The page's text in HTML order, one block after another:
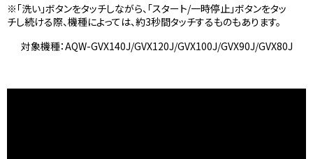
※「洗い」ボタンをタッチしながら、「スタート/一時停止」ボタンをタッ
チし続ける際、機種によっては、約3秒間タッチするものもあります。
対象機種：AQW-GVX140J/GVX120J/GVX100J/GVX90J/GVX80J